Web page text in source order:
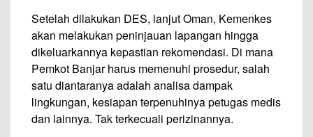
Setelah dilakukan DES, lanjut Oman, Kemenkes
akan melakukan peninjauan lapangan hingga
dikeluarkannya kepastian rekomendasi. Di mana
Pemkot Banjar harus memenuhi prosedur, salah
satu diantaranya adalah analisa dampak
lingkungan, kesiapan terpenuhinya petugas medis
dan lainnya. Tak terkecuali perizinannya.